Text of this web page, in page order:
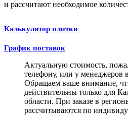
и рассчитают необходимое
Калькулятор плитки
График поставок
Актуальную стоимость,
телефону, или у менеджеров
Обращаем ваше внимание,
действительны только для
области. При заказе в
рассчитываются по